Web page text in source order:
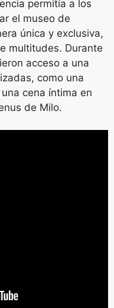
permitía a los
el museo de
única y exclusiva,
multitudes. Durante
acceso a una
como una
cena íntima en
de Milo.